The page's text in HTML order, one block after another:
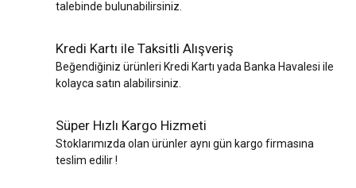
talebinde bulunabilirsiniz.
Kredi Kartı ile Taksitli Alışveriş
Beğendiğiniz ürünleri Kredi Kartı yada Banka Havalesi ile
kolayca satın alabilirsiniz.
Süper Hızlı Kargo Hizmeti
Stoklarımızda olan ürünler aynı gün kargo firmasına
teslim edilir !